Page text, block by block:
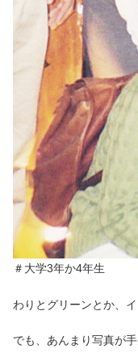
＃大学3年か4年生
わりとグリーンとか、
でも、あんまり写真が